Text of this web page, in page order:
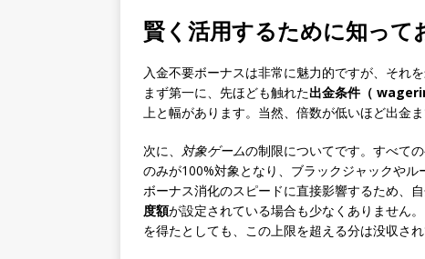
賢く活用するために知って
入金不要ボーナスは非常に魅力的ですが、それ
まず第一に、先ほども触れた出金条件（
上と幅があります。当然、倍数が低いほど出金
次に、 対象ゲームの制限についてです。すべて
のみが100%対象となり、ブラックジャックや
ボーナス消化のスピードに直接影響するため、
度額が設定されている場合も少なくありません
を得たとしても、この上限を超える分は没収さ